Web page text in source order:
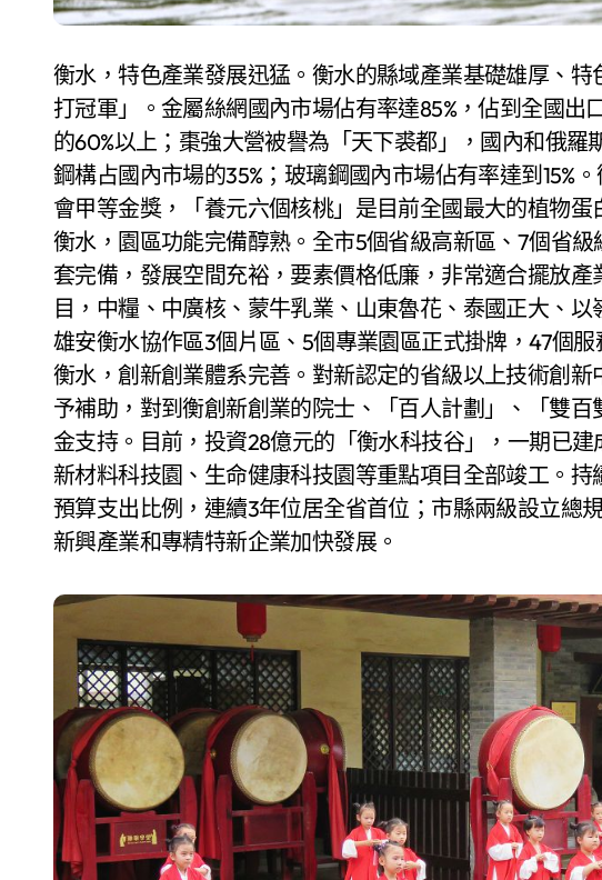
衡水，特色產業發展迅猛。衡水的縣域產業基礎雄厚、
打冠軍」。金屬絲網國內市場佔有率達85%，佔到全國出
的60%以上；棗強大營被譽為「天下裘都」，國內和俄羅
鋼構占國內市場的35%；玻璃鋼國內市場佔有率達到15%
會甲等金獎，「養元六個核桃」是目前全國最大的植物蛋
衡水，園區功能完備醇熟。全市5個省級高新區、7個省
套完備，發展空間充裕，要素價格低廉，非常適合擺放
目，中糧、中廣核、蒙牛乳業、山東魯花、泰國正大、
雄安衡水協作區3個片區、5個專業園區正式掛牌，47個
衡水，創新創業體系完善。對新認定的省級以上技術創
予補助，對到衡創新創業的院士、「百人計劃」、「雙
金支持。目前，投資28億元的「衡水科技谷」，一期已
新材料科技園、生命健康科技園等重點項目全部竣工。
預算支出比例，連續3年位居全省首位；市縣兩級設立總
新興產業和專精特新企業加快發展。